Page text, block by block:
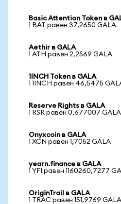
Basic Attention Token в
1 BAT равен 37,2650 GALA
Aethir в GALA
1 ATH равен 2,2569 GALA
1INCH Token в GALA
1 1INCH равен 46,5475
Reserve Rights в GALA
1 RSR равен 0,677007 GALA
Onyxcoin в GALA
1 XCN равен 1,7052 GALA
yearn.finance в GALA
1 YFI равен 1160260,7277
OriginTrail в GALA
1 TRAC равен 151,9769 GALA